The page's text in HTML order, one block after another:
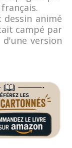
animé
campé par
version